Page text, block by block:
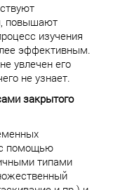
повышают
изучения
эффективным.
увлечен его
не узнает.
закрытого
с помощью
типами